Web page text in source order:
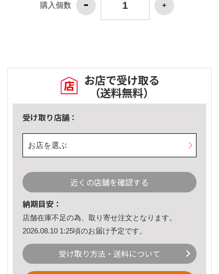
購入個数
お店で受け取る
（送料無料）
受け取り店舗：
お店を選ぶ
近くの店舗を確認する
納期目安：
店舗在庫不足の為、取り寄せ注文となります。
2026.08.10 1:25頃のお届け予定です。
受け取り方法・送料について